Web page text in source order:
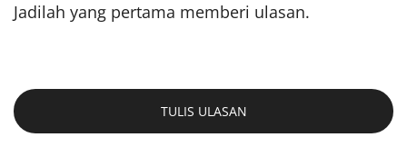
Jadilah yang pertama memberi ulasan.
TULIS ULASAN